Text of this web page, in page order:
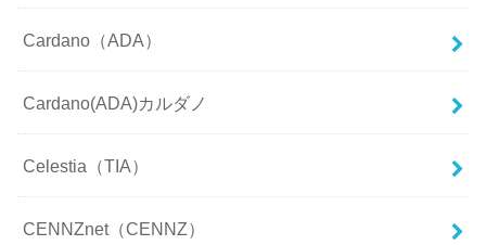
Cardano（ADA）
Cardano(ADA)カルダノ
Celestia（TIA）
CENNZnet（CENNZ）